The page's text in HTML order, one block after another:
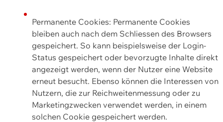
Permanente Cookies: Permanente Cookies
bleiben auch nach dem Schliessen des Browsers
gespeichert. So kann beispielsweise der Login-
Status gespeichert oder bevorzugte Inhalte direkt
angezeigt werden, wenn der Nutzer eine Website
erneut besucht. Ebenso können die Interessen von
Nutzern, die zur Reichweitenmessung oder zu
Marketingzwecken verwendet werden, in einem
solchen Cookie gespeichert werden.